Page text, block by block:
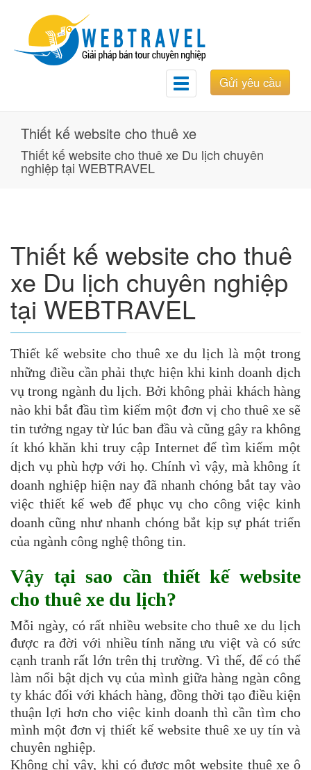
Gửi yêu cầu
Toggle
navigation
Thiết kế website cho thuê xe
Thiết kế website cho thuê xe Du lịch chuyên
nghiệp tại WEBTRAVEL
Thiết kế website cho thuê
xe Du lịch chuyên nghiệp
tại WEBTRAVEL
Thiết kế website cho thuê xe du lịch là một trong
những điều cần phải thực hiện khi kinh doanh dịch
vụ trong ngành du lịch. Bởi không phải khách hàng
nào khi bắt đầu tìm kiếm một đơn vị cho thuê xe sẽ
tin tưởng ngay từ lúc ban đầu và cũng gây ra không
ít khó khăn khi truy cập Internet để tìm kiếm một
dịch vụ phù hợp với họ. Chính vì vậy, mà không ít
doanh nghiệp hiện nay đã nhanh chóng bắt tay vào
việc thiết kế web để phục vụ cho công việc kinh
doanh cũng như nhanh chóng bắt kịp sự phát triển
của ngành công nghệ thông tin.
Vậy tại sao cần thiết kế website
cho thuê xe du lịch?
Mỗi ngày, có rất nhiều website cho thuê xe du lịch
được ra đời với nhiều tính năng ưu việt và có sức
cạnh tranh rất lớn trên thị trường. Vì thế, để có thể
làm nổi bật dịch vụ của mình giữa hàng ngàn công
ty khác đối với khách hàng, đồng thời tạo điều kiện
thuận lợi hơn cho việc kinh doanh thì cần tìm cho
mình một đơn vị thiết kế website thuê xe uy tín và
chuyên nghiệp.
Không chỉ vậy, khi có được một website thuê xe ô